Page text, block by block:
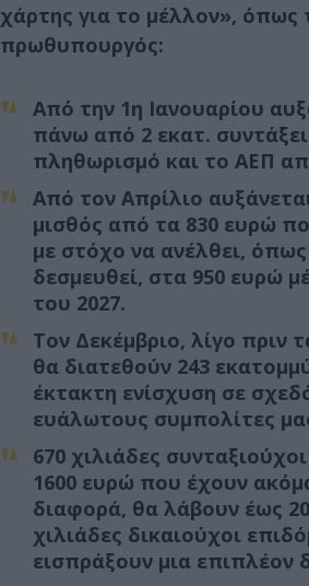
χάρτης για το μέλλον», όπως
πρωθυπουργός:
Από την 1η Ιανουαρίου
πάνω από 2 εκατ.
πληθωρισμό και το ΑΕΠ
Από τον Απρίλιο
μισθός από τα 830 ευρώ
με στόχο να ανέλθει,
δεσμευθεί, στα 950 ευρώ
του 2027.
Τον Δεκέμβριο, λίγο πριν
θα διατεθούν 243
έκτακτη ενίσχυση σε
ευάλωτους συμπολίτες
670 χιλιάδες
1600 ευρώ που έχουν
διαφορά, θα λάβουν έως
χιλιάδες δικαιούχοι
εισπράξουν μια επιπλέον